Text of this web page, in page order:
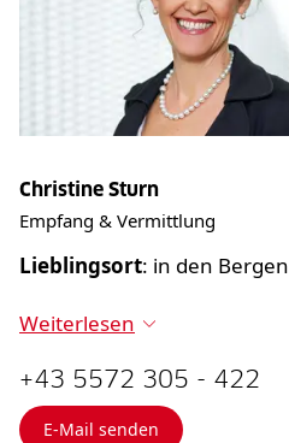
Christine Sturn
Empfang & Vermittlung
Lieblingsort: in den Bergen
Weiterlesen
+43 5572 305 - 422
E-Mail senden